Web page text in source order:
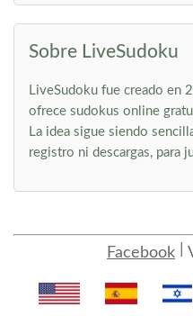
Sobre LiveSudoku
LiveSudoku fue creado en
ofrece sudokus online
La idea sigue siendo
registro ni descargas, para
Facebook